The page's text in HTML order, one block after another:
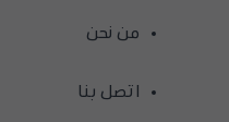
من نحن
اتصل بنا